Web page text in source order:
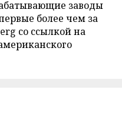
заводы
более чем за
со ссылкой на